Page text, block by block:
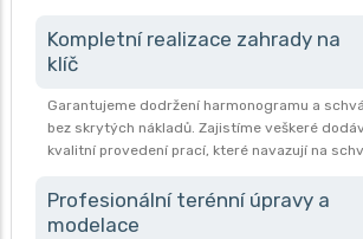
Kompletní realizace zahrady na
klíč
Garantujeme dodržení harmonogramu a
bez skrytých nákladů. Zajistíme veškeré
kvalitní provedení prací, které navazují na
Profesionální terénní úpravy a
modelace